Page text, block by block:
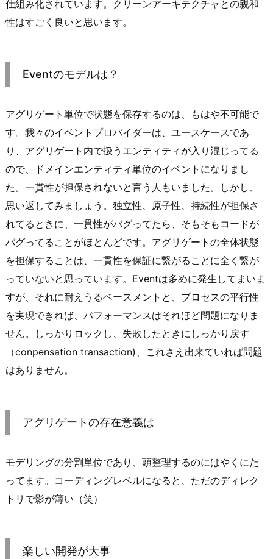
仕組み化されています。クリーンアーキテクチャとの親和
性はすごく良いと思います。
Eventのモデルは？
アグリゲート単位で状態を保存するのは、もはや不可能で
す。我々のイベントプロバイダーは、ユースケースであ
り、アグリゲート内で扱うエンティティが入り混じってる
ので、ドメインエンティティ単位のイベントになりまし
た。一貫性が担保されないと言う人もいました。しかし、
思い返してみましょう。独立性、原子性、持続性が担保さ
れてるときに、一貫性がバグってたら、そもそもコードが
バグってることがほとんどです。アグリゲートの全体状態
を担保することは、一貫性を保証に繋がることに全く繋が
っていないと思っています。Eventは多めに発生してまいま
すが、それに耐えうるベースメントと、プロセスの平行性
を実現できれば、パフォーマンスはそれほど問題になりま
せん。しっかりロックし、失敗したときにしっかり戻す
（conpensation transaction)、これさえ出来ていれば問題
はありません。
アグリゲートの存在意義は
モデリングの分割単位であり、頭整理するのにはやくにた
ってます。コーディングレベルになると、ただのディレク
トリで影が薄い（笑）
楽しい開発が大事